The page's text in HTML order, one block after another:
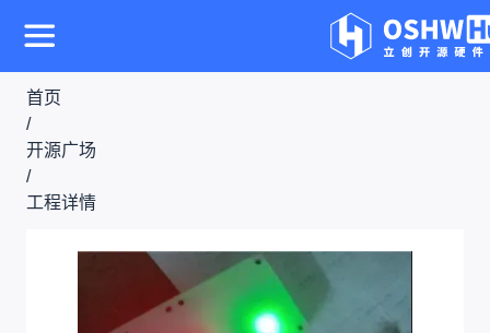
首页
/
开源广场
/
工程详情